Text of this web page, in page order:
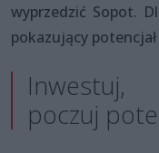
wyprzedzić Sopot.
pokazujący
Inwestuj,
poczuj